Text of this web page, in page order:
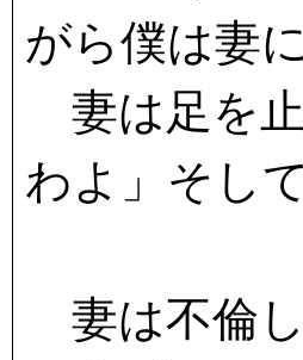
がら僕は妻
妻は足を
わよ」そし
妻は不倫